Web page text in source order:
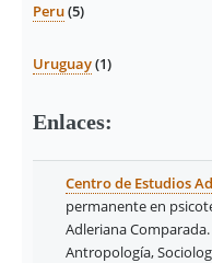
Peru(5)
Uruguay(1)
Enlaces:
Centro de Estudios
permanente en
Adleriana
Antropología,